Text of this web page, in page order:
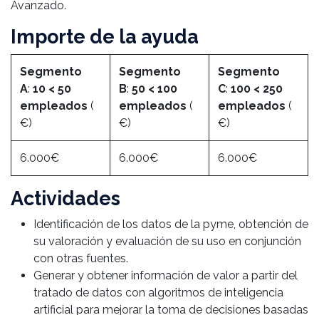
Avanzado.
Importe de la ayuda
Segmento
A: 10 < 50
empleados (
€)
Segmento
B: 50 < 100
empleados (
€)
Segmento
C: 100 < 250
empleados (
€)
6.000€ 6.000€ 6.000€
Actividades
Identificación de los datos de la pyme, obtención de
su valoración y evaluación de su uso en conjunción
con otras fuentes.
Generar y obtener información de valor a partir del
tratado de datos con algoritmos de inteligencia
artificial para mejorar la toma de decisiones basadas